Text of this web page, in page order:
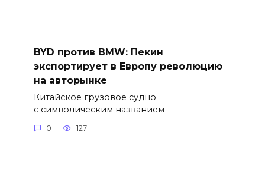
BYD против BMW: Пекин
экспортирует в Европу революцию
на авторынке
Китайское грузовое судно
с символическим названием
0 127